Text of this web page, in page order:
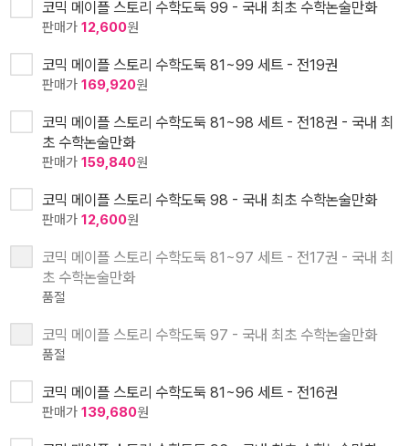
코믹 메이플 스토리 수학도둑 99 - 국내 최초 수학논술만화
판매가 12,600원
코믹 메이플 스토리 수학도둑 81~99 세트 - 전19권
판매가 169,920원
코믹 메이플 스토리 수학도둑 81~98 세트 - 전18권 - 국내 최
초 수학논술만화
판매가 159,840원
코믹 메이플 스토리 수학도둑 98 - 국내 최초 수학논술만화
판매가 12,600원
코믹 메이플 스토리 수학도둑 81~97 세트 - 전17권 - 국내 최
초 수학논술만화
품절
코믹 메이플 스토리 수학도둑 97 - 국내 최초 수학논술만화
품절
코믹 메이플 스토리 수학도둑 81~96 세트 - 전16권
판매가 139,680원